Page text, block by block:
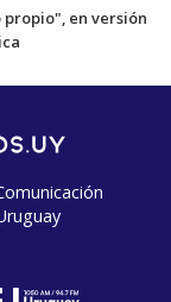
en versión